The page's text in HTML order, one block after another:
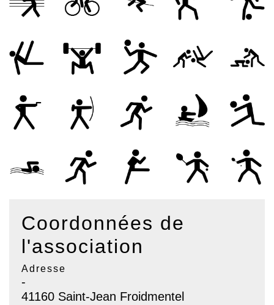
Coordonnées de
l'association
Adresse
-
41160 Saint-Jean Froidmentel